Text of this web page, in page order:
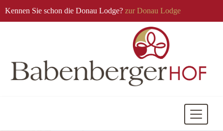
Kennen Sie schon die Donau Lodge? zur Donau Lodge
Mobile